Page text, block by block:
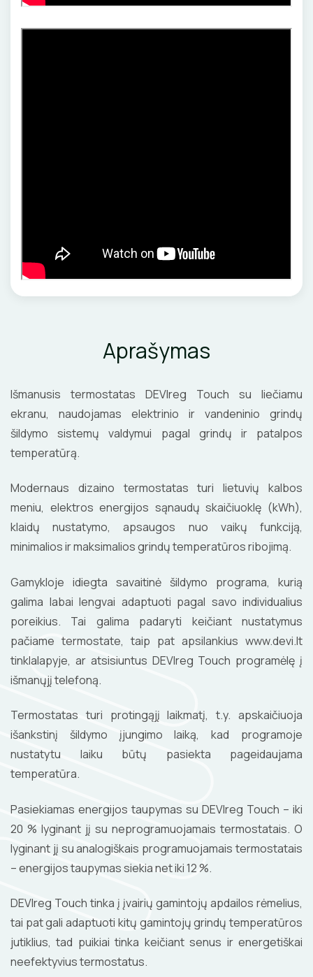
Aprašymas
Išmanusis termostatas DEVIreg Touch su liečiamu
ekranu, naudojamas elektrinio ir vandeninio grindų
šildymo sistemų valdymui pagal grindų ir patalpos
temperatūrą.
Modernaus dizaino termostatas turi lietuvių kalbos
meniu, elektros energijos sąnaudų skaičiuoklę (kWh),
klaidų nustatymo, apsaugos nuo vaikų funkciją,
minimalios ir maksimalios grindų temperatūros ribojimą.
Gamykloje idiegta savaitinė šildymo programa, kurią
galima labai lengvai adaptuoti pagal savo individualius
poreikius. Tai galima padaryti keičiant nustatymus
pačiame termostate, taip pat apsilankius www.devi.lt
tinklalapyje, ar atsisiuntus DEVIreg Touch programėlę į
išmanųjį telefoną.
Termostatas turi protingąjį laikmatį, t.y. apskaičiuoja
išankstinį šildymo įjungimo laiką, kad programoje
nustatytu laiku būtų pasiekta pageidaujama
temperatūra.
Pasiekiamas energijos taupymas su DEVIreg Touch – iki
20 % lyginant jį su neprogramuojamais termostatais. O
lyginant jį su analogiškais programuojamais termostatais
– energijos taupymas siekia net iki 12 %.
DEVIreg Touch tinka į įvairių gamintojų apdailos rėmelius,
tai pat gali adaptuoti kitų gamintojų grindų temperatūros
jutiklius, tad puikiai tinka keičiant senus ir energetiškai
neefektyvius termostatus.